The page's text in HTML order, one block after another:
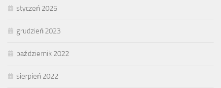
styczeń 2025
grudzień 2023
październik 2022
sierpień 2022